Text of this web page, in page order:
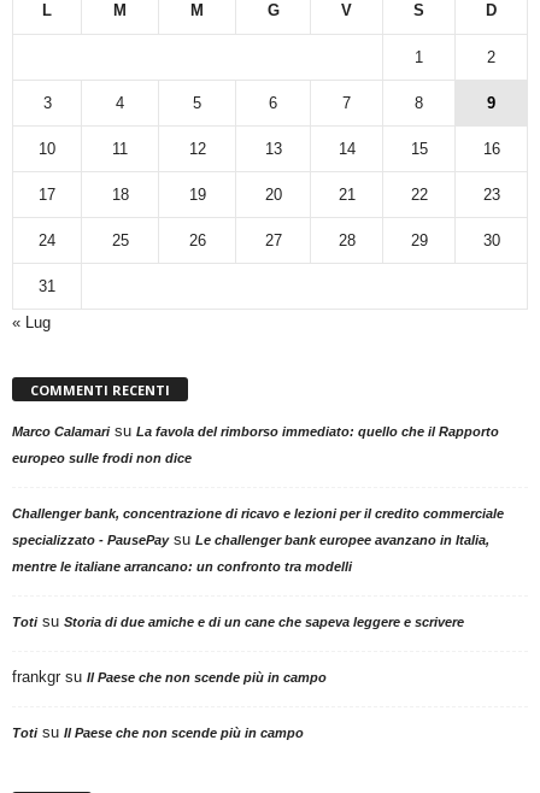
L M M G V S D
1 2
3 4 5 6 7 8 9
10 11 12 13 14 15 16
17 18 19 20 21 22 23
24 25 26 27 28 29 30
31
« Lug
COMMENTI RECENTI
Marco Calamarisu La favola del rimborso immediato: quello che il Rapporto
europeo sulle frodi non dice
Challenger bank, concentrazione di ricavo e lezioni per il credito commerciale
specializzato - PausePaysu Le challenger bank europee avanzano in Italia,
mentre le italiane arrancano: un confronto tra modelli
Totisu Storia di due amiche e di un cane che sapeva leggere e scrivere
frankgr su Il Paese che non scende più in campo
Totisu Il Paese che non scende più in campo